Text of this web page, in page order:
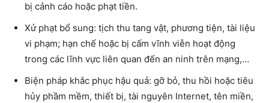
bị cảnh cáo hoặc phạt tiền.
Xử phạt bổ sung: tịch thu tang vật, phương tiện, tài liệu
vi phạm; hạn chế hoặc bị cấm vĩnh viễn hoạt động
trong các lĩnh vực liên quan đến an ninh trên mạng,…
Biện pháp khắc phục hậu quả: gỡ bỏ, thu hồi hoặc tiêu
hủy phầm mềm, thiết bị, tài nguyên Internet, tên miền,